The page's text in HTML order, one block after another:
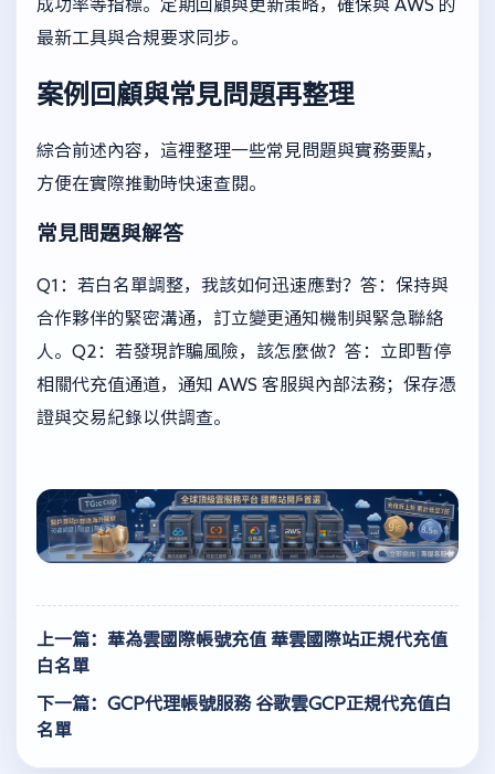
成功率等指標。定期回顧與更新策略，確保與 AWS 的
最新工具與合規要求同步。
案例回顧與常見問題再整理
綜合前述內容，這裡整理一些常見問題與實務要點，
方便在實際推動時快速查閱。
常見問題與解答
Q1：若白名單調整，我該如何迅速應對？答：保持與
合作夥伴的緊密溝通，訂立變更通知機制與緊急聯絡
人。Q2：若發現詐騙風險，該怎麼做？答：立即暫停
相關代充值通道，通知 AWS 客服與內部法務；保存憑
證與交易紀錄以供調查。
上一篇：華為雲國際帳號充值 華雲國際站正規代充值
白名單
下一篇：GCP代理帳號服務 谷歌雲GCP正規代充值白
名單